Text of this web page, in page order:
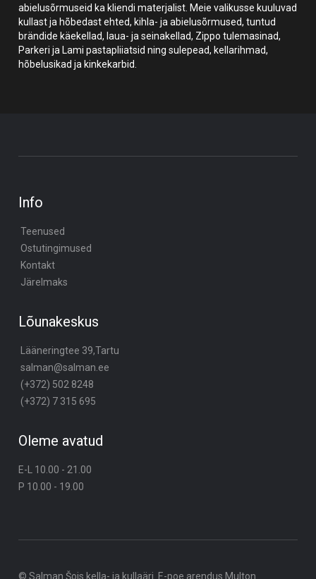
abielusõrmuseid ka kliendi materjalist. Meie valikusse kuuluvad
kullast ja hõbedast ehted, kihla- ja abielusõrmused, tuntud
brändide käekellad, laua- ja seinakellad, Zippo tulemasinad,
Parkeri ja Lami pastapliiatsid ning sulepead, kellarihmad,
hõbelusikad ja kinkekarbid.
Info
Teenused
Ostutingimused
Kontakt
Järelmaks
Lõunakeskus
Lääneringtee 39,Tartu
salman@salman.ee
(+372) 502 8248
(+372) 7 315 695
Oleme avatud
E-L 10.00 - 21.00
P 10.00 - 19.00
© Salman Šois kella- ja kullaäri. E-poe arendus Multon